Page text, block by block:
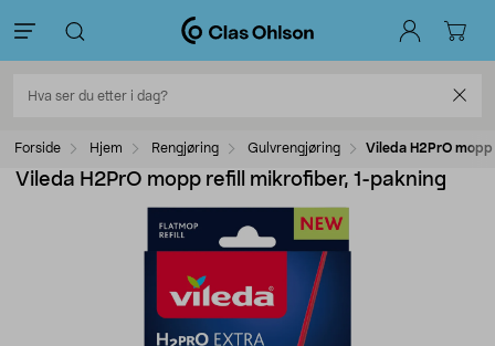
Forside Hjem Rengjøring Gulvrengjøring Vileda H2PrO
Vileda H2PrO mopp refill mikrofiber, 1-pakning